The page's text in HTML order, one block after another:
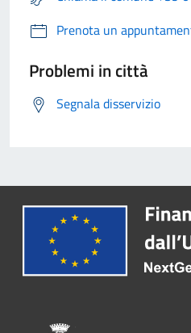
Prenota un
Problemi in città
Segnala disservizio